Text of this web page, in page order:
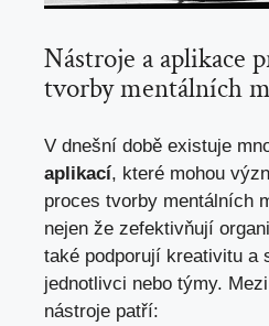
Nástroje a aplikace
tvorby mentálních
V dnešní době existuje
aplikací, které mohou
proces tvorby mentálních
nejen že zefektivňují
také podporují kreativitu a
jednotlivci nebo týmy.
nástroje patří: